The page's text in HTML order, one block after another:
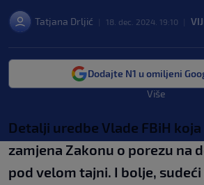
Tatjana Drljić 18. dec. 2024. 19:10
Dodajte N1 u omiljeni
Više
Detalji uredbe Vlade FBiH
zamjena Zakonu o porezu na
pod velom tajni. I bolje,